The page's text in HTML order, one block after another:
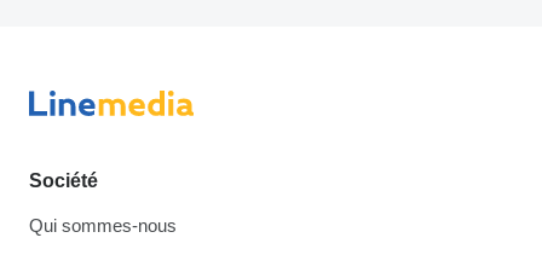
Société
Qui sommes-nous